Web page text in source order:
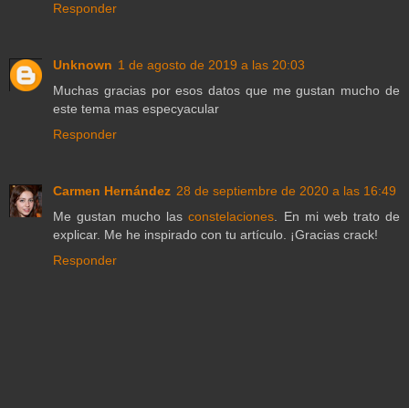
Responder
Unknown 1 de agosto de 2019 a las 20:03
Muchas gracias por esos datos que me gustan mucho de
este tema mas especyacular
Responder
Carmen Hernández 28 de septiembre de 2020 a las 16:49
Me gustan mucho lasconstelaciones . En mi web trato de
explicar. Me he inspirado con tu artículo. ¡Gracias crack!
Responder